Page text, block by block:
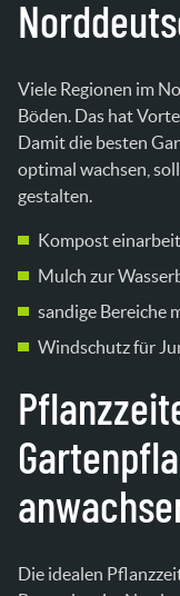
Viele Regionen im
Böden. Das hat
Damit die besten
optimal wachsen,
gestalten.
Kompost
Mulch zur
sandige Bereiche
Windschutz für
Die idealen